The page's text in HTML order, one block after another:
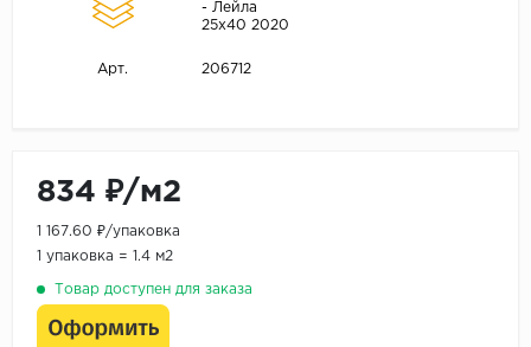
- Лейла
25х40 2020
Арт. 206712
834 ₽/м2
1 167.60 ₽/упаковка
1 упаковка = 1.4 м2
Товар доступен для заказа